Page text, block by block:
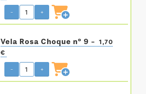
- +
Vela Rosa Choque nº 9 -
1,70
€
- +